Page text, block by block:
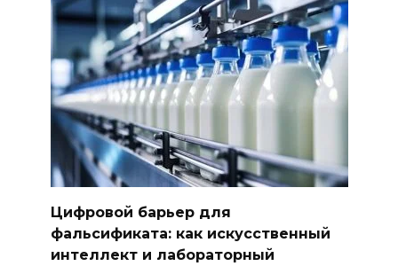
Цифровой барьер для
фальсификата: как искусственный
интеллект и лабораторный